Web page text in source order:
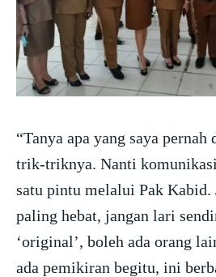
“Tanya apa yang saya pernah
trik-triknya. Nanti
satu pintu melalui Pak Kabid.
paling hebat, jangan lari
‘original’, boleh ada orang
ada pemikiran begitu, ini